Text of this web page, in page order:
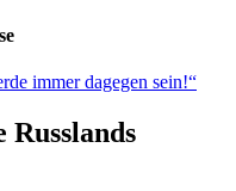
immer dagegen sein!“
Russlands